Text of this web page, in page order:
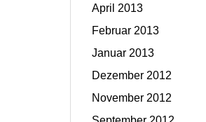
April 2013
Februar 2013
Januar 2013
Dezember 2012
November 2012